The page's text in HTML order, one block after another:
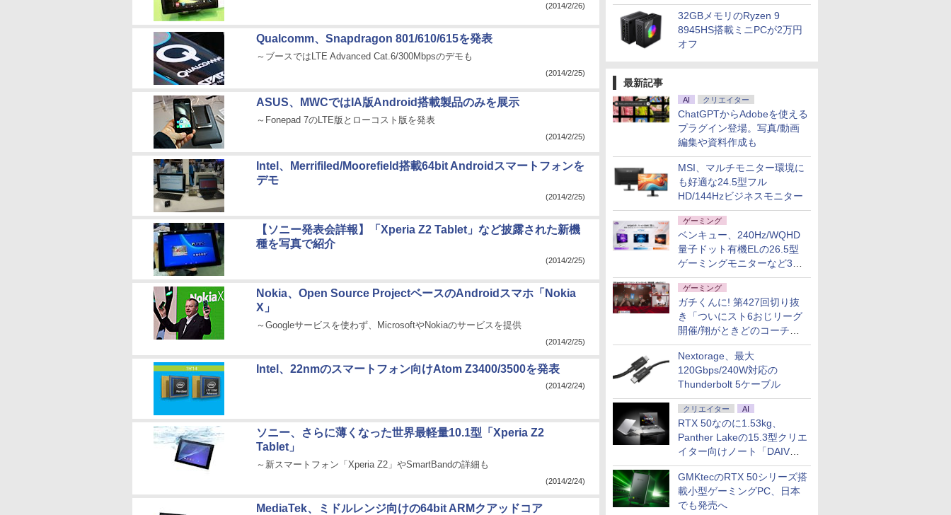
32GBメモリのRyzen 9
8945HS搭載ミニPCが2万円
オフ
最新記事
AI クリエイター
ChatGPTからAdobeを使える
プラグイン登場。写真/動画
編集や資料作成も
MSI、マルチモニター環境に
も好適な24.5型フル
HD/144Hzビジネスモニター
ゲーミング
ベンキュー、240Hz/WQHD
量子ドット有機ELの26.5型
ゲーミングモニターなど3機
種
ゲーミング
ガチくんに! 第427回切り抜
き「ついにスト6おじリーグ
開催/翔がときどのコーチ就
任など」
Nextorage、最大
120Gbps/240W対応の
Thunderbolt 5ケーブル
クリエイター AI
RTX 50なのに1.53kg、
Panther Lakeの15.3型クリエ
イター向けノート「DAIV
Z5」
GMKtecのRTX 50シリーズ搭
載小型ゲーミングPC、日本
でも発売へ
(2014/2/26)
Qualcomm、Snapdragon 801/610/615を発表
～ブースではLTE Advanced Cat.6/300Mbpsのデモも
(2014/2/25)
ASUS、MWCではIA版Android搭載製品のみを展示
～Fonepad 7のLTE版とローコスト版を発表
(2014/2/25)
Intel、Merrifiled/Moorefield搭載64bit Androidスマートフォンを
デモ
(2014/2/25)
【ソニー発表会詳報】「Xperia Z2 Tablet」など披露された新機
種を写真で紹介
(2014/2/25)
Nokia、Open Source ProjectベースのAndroidスマホ「Nokia
X」
～Googleサービスを使わず、MicrosoftやNokiaのサービスを提供
(2014/2/25)
Intel、22nmのスマートフォン向けAtom Z3400/3500を発表
(2014/2/24)
ソニー、さらに薄くなった世界最軽量10.1型「Xperia Z2
Tablet」
～新スマートフォン「Xperia Z2」やSmartBandの詳細も
(2014/2/24)
MediaTek、ミドルレンジ向けの64bit ARMクアッドコア